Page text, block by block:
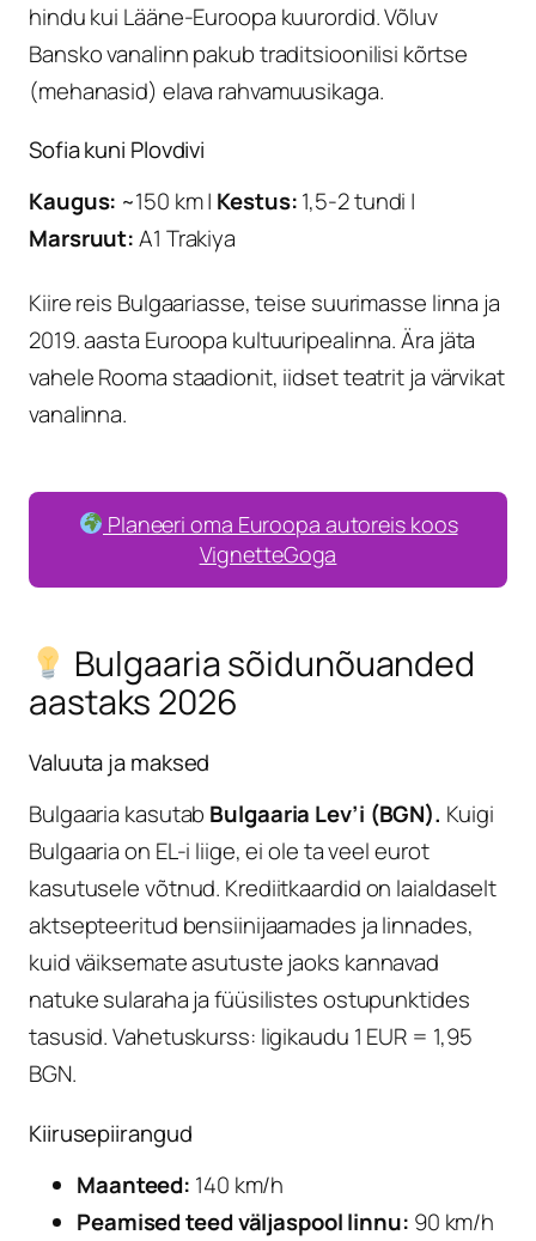
hindu kui Lääne-Euroopa kuurordid. Võluv
Bansko vanalinn pakub traditsioonilisi kõrtse
(mehanasid) elava rahvamuusikaga.
Sofia kuni Plovdivi
Kaugus: ~150 km | Kestus:1,5-2 tundi |
Marsruut:A1 Trakiya
Kiire reis Bulgaariasse, teise suurimasse linna ja
2019. aasta Euroopa kultuuripealinna. Ära jäta
vahele Rooma staadionit, iidset teatrit ja värvikat
vanalinna.
Planeeri oma Euroopa autoreis koos
VignetteGoga
Bulgaaria sõidunõuanded
aastaks 2026
Valuuta ja maksed
Bulgaaria kasutab Bulgaaria Lev’i (BGN). Kuigi
Bulgaaria on EL-i liige, ei ole ta veel eurot
kasutusele võtnud. Krediitkaardid on laialdaselt
aktsepteeritud bensiinijaamades ja linnades,
kuid väiksemate asutuste jaoks kannavad
natuke sularaha ja füüsilistes ostupunktides
tasusid. Vahetuskurss: ligikaudu 1 EUR = 1,95
BGN.
Kiirusepiirangud
Maanteed: 140 km/h
Peamised teed väljaspool linnu: 90 km/h